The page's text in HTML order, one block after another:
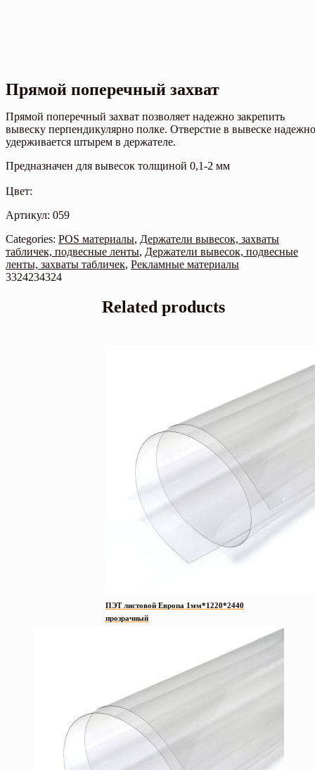
Прямой поперечный захват
Прямой поперечный захват позволяет надежно закрепить
вывеску перпендикулярно полке. Отверстие в вывеске надежно
удерживается штырем в держателе.
Предназначен для вывесок толщиной 0,1-2 мм
Цвет:
Артикул: 059
Categories: POS материалы, Держатели вывесок, захваты
табличек, подвесные ленты, Держатели вывесок, подвесные
ленты, захваты табличек, Рекламные материалы
3324234324
Related products
ПЭТ листовой Европа 1мм*1220*2440
прозрачный